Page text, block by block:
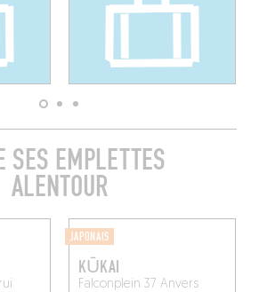
SES EMPLETTES
ALENTOUR
JAPONAIS
KŪKAI
Falconplein 37 Anvers